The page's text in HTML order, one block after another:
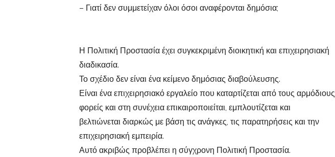
– Γιατί δεν συμμετείχαν όλοι όσοι αναφέρονται δημόσια;
Η Πολιτική Προστασία έχει συγκεκριμένη διοικητική και επιχειρησιακή
διαδικασία.
Το σχέδιο δεν είναι ένα κείμενο δημόσιας διαβούλευσης.
Είναι ένα επιχειρησιακό εργαλείο που καταρτίζεται από τους αρμόδιους
φορείς και στη συνέχεια επικαιροποιείται, εμπλουτίζεται και
βελτιώνεται διαρκώς με βάση τις ανάγκες, τις παρατηρήσεις και την
επιχειρησιακή εμπειρία.
Αυτό ακριβώς προβλέπει η σύγχρονη Πολιτική Προστασία.